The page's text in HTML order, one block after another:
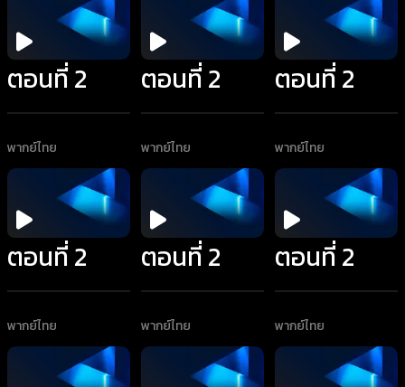
ตอนที่ 2
พากย์ไทย
ตอนที่ 2
พากย์ไทย
ตอนที่ 2
พากย์ไทย
ตอนที่ 2
พากย์ไทย
ตอนที่ 2
พากย์ไทย
ตอนที่ 2
พากย์ไทย